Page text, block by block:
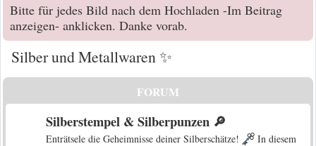
Bitte für jedes Bild nach dem Hochladen -Im Beitrag
anzeigen- anklicken. Danke vorab.
Silber und Metallwaren ✨
FORUM
Silberstempel & Silberpunzen 🔎
Enträtsele die Geheimnisse deiner Silberschätze!
In diesem